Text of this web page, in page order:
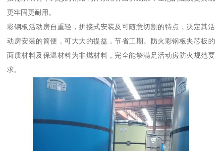
更牢固更耐用。
彩钢板活动房自重轻，拼接式安装及可随意切割的特点，决定其活
动房安装的简便，可大大的提益，节省工期。防火彩钢板夹芯板的
面质材料及保温材料为非燃材料，完全能够满足活动房防火规范要
求。